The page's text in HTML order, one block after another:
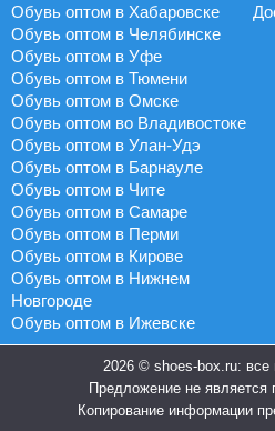
Обувь оптом в Хабаровске
Обувь оптом в Челябинске
Обувь оптом в Уфе
Обувь оптом в Тюмени
Обувь оптом в Омске
Обувь оптом во Владивостоке
Обувь оптом в Улан-Удэ
Обувь оптом в Барнауле
Обувь оптом в Чите
Обувь оптом в Самаре
Обувь оптом в Перми
Обувь оптом в Кирове
Обувь оптом в Нижнем
Новгороде
Обувь оптом в Ижевске
2026 © shoes-box.ru:
Предложение не является
Копирование информации